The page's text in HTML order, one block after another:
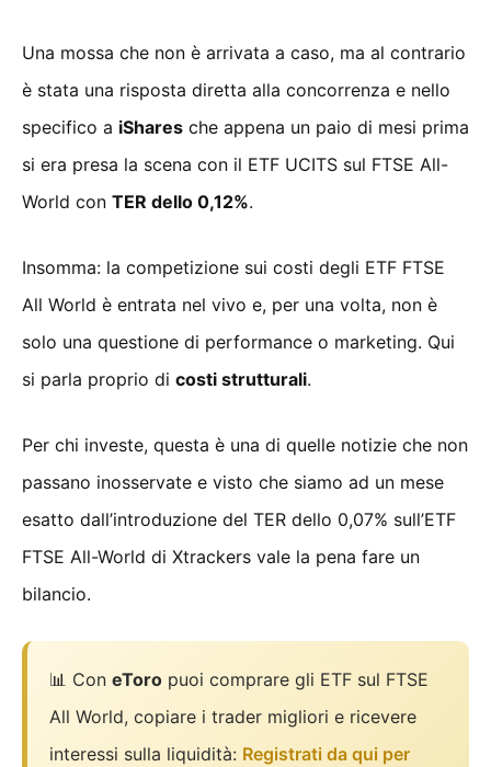
Una mossa che non è arrivata a caso, ma al contrario
è stata una risposta diretta alla concorrenza e nello
specifico a iShares che appena un paio di mesi prima
si era presa la scena con il ETF UCITS sul FTSE All-
World con TER dello 0,12%.
Insomma: la competizione sui costi degli ETF FTSE
All World è entrata nel vivo e, per una volta, non è
solo una questione di performance o marketing. Qui
si parla proprio di costi strutturali.
Per chi investe, questa è una di quelle notizie che non
passano inosservate e visto che siamo ad un mese
esatto dall’introduzione del TER dello 0,07% sull’ETF
FTSE All-World di Xtrackers vale la pena fare un
bilancio.
📊 Con eToro puoi comprare gli ETF sul FTSE
All World, copiare i trader migliori e ricevere
interessi sulla liquidità: Registrati da qui per